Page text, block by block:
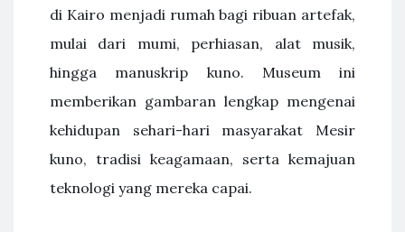
di Kairo menjadi rumah bagi ribuan artefak,
mulai dari mumi, perhiasan, alat musik,
hingga manuskrip kuno. Museum ini
memberikan gambaran lengkap mengenai
kehidupan sehari-hari masyarakat Mesir
kuno, tradisi keagamaan, serta kemajuan
teknologi yang mereka capai.